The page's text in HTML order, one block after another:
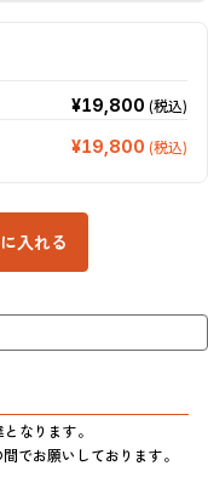
¥19,800 (税込)
¥19,800 (税込)
入れる
なります。
でお願いしております。